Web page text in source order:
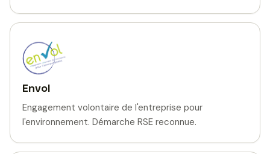
Envol
Engagement volontaire de l'entreprise pour
l'environnement. Démarche RSE reconnue.